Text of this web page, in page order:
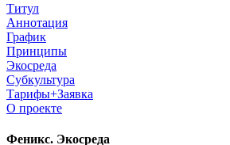
Титул
Аннотация
График
Принципы
Экосреда
Субкультура
Тарифы+Заявка
О проекте
Феникс. Экосреда